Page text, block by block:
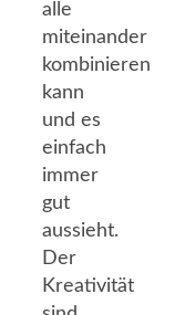
alle
miteinander
kombinieren
kann
und es
einfach
immer
gut
aussieht.
Der
Kreativität